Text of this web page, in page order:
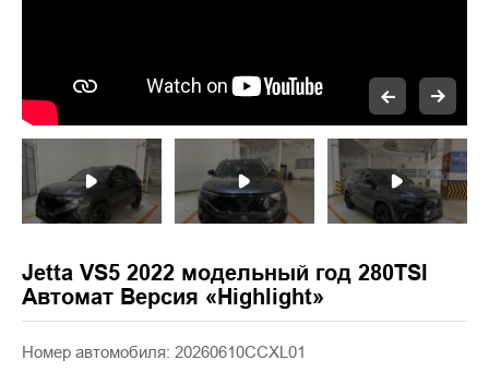
Jetta VS5 2022 модельный год 280TSI
Автомат Версия «Highlight»
Номер автомобиля: 20260610CCXL01